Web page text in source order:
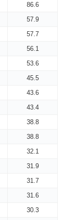
86.6
57.9
57.7
56.1
53.6
45.5
43.6
43.4
38.8
38.8
32.1
31.9
31.7
31.6
30.3